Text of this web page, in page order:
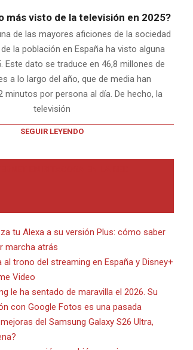
más visto de la televisión en 2025?
de las mayores aficiones de la sociedad
de la población en España ha visto alguna
Este dato se traduce en 46,8 millones de
a lo largo del año, que de media han
minutos por persona al día. De hecho, la
televisión
SEGUIR LEYENDO
tu Alexa a su versión Plus: cómo saber
marcha atrás
trono del streaming en España y Disney+
Video
le ha sentado de maravilla el 2026. Su
con Google Fotos es una pasada
del Samsung Galaxy S26 Ultra,